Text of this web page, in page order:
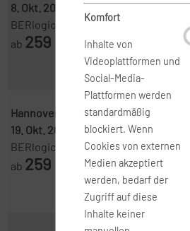
8. Okt. 2026
15. Okt. 2026
BERlogic
ab 259
Hannover ( HAJ )-Manchester ( MAN )
19. Okt. 2026
28. Okt. 2026
BERlogic
ab 259
Komfort
Inhalte von
Videoplattformen und
Social-Media-
Plattformen werden
standardmäßig
blockiert. Wenn
Cookies von externen
Medien akzeptiert
werden, bedarf der
Zugriff auf diese
Inhalte keiner